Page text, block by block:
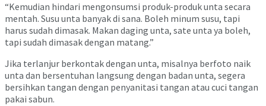
“Kemudian hindari mengonsumsi produk-produk unta secara
mentah. Susu unta banyak di sana. Boleh minum susu, tapi
harus sudah dimasak. Makan daging unta, sate unta ya boleh,
tapi sudah dimasak dengan matang.”
Jika terlanjur berkontak dengan unta, misalnya berfoto naik
unta dan bersentuhan langsung dengan badan unta, segera
bersihkan tangan dengan penyanitasi tangan atau cuci tangan
pakai sabun.